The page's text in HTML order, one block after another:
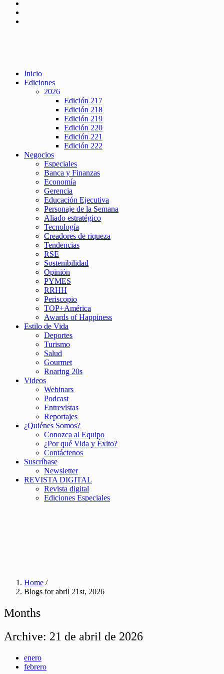
Inicio
Ediciones
2026
Edición 217
Edición 218
Edición 219
Edición 220
Edición 221
Edición 222
Negocios
Especiales
Banca y Finanzas
Economía
Gerencia
Educación Ejecutiva
Personaje de la Semana
Aliado estratégico
Tecnología
Creadores de riqueza
Tendencias
RSE
Sostenibilidad
Opinión
PYMES
RRHH
Periscopio
TOP+América
Awards of Happiness
Estilo de Vida
Deportes
Turismo
Salud
Gourmet
Roaring 20s
Videos
Webinars
Podcast
Entrevistas
Reportajes
¿Quiénes Somos?
Conozca al Equipo
¿Por qué Vida y Éxito?
Contáctenos
Suscríbase
Newsletter
REVISTA DIGITAL
Revista digital
Ediciones Especiales
Home /
Blogs for abril 21st, 2026
Months
Archive: 21 de abril de 2026
enero
febrero